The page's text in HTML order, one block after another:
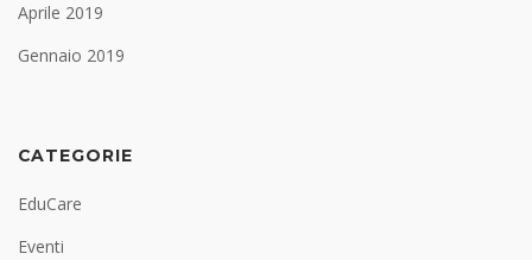
Aprile 2019
Gennaio 2019
CATEGORIE
EduCare
Eventi